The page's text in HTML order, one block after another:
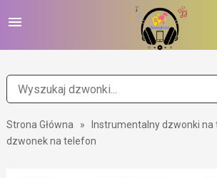
Strona Główna » Instrumentalny dzwonki na
dzwonek na telefon